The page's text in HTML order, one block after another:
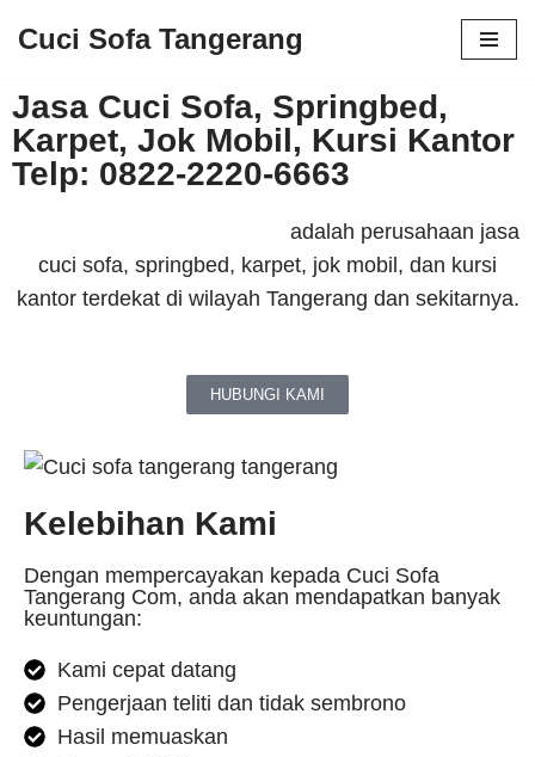
ke
konten
Cuci Sofa Tangerang
Jasa Cuci Sofa, Springbed,
Karpet, Jok Mobil, Kursi Kantor
Telp: 0822-2220-6663
adalah perusahaan jasa
cuci sofa, springbed, karpet, jok mobil, dan kursi
kantor terdekat di wilayah Tangerang dan sekitarnya.
HUBUNGI KAMI
Kelebihan Kami
Dengan mempercayakan kepada Cuci Sofa
Tangerang Com, anda akan mendapatkan banyak
keuntungan:
Kami cepat datang
Pengerjaan teliti dan tidak sembrono
Hasil memuaskan